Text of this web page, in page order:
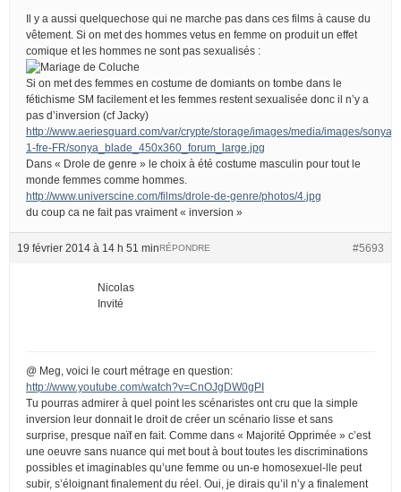
Il y a aussi quelquechose qui ne marche pas dans ces films à cause du
vêtement. Si on met des hommes vetus en femme on produit un effet
comique et les hommes ne sont pas sexualisés :
Si on met des femmes en costume de domiants on tombe dans le
fétichisme SM facilement et les femmes restent sexualisée donc il n’y a
pas d’inversion (cf Jacky)
http://www.aeriesguard.com/var/crypte/storage/images/media/images/
1-fre-FR/sonya_blade_450x360_forum_large.jpg
Dans « Drole de genre » le choix à été costume masculin pour tout le
monde femmes comme hommes.
http://www.universcine.com/films/drole-de-genre/photos/4.jpg
du coup ca ne fait pas vraiment « inversion »
19 février 2014 à 14 h 51 min #5693
RÉPONDRE
Nicolas
Invité
@ Meg, voici le court métrage en question:
http://www.youtube.com/watch?v=CnOJgDW0gPI
Tu pourras admirer à quel point les scénaristes ont cru que la simple
inversion leur donnait le droit de créer un scénario lisse et sans
surprise, presque naïf en fait. Comme dans « Majorité Opprimée » c’est
une oeuvre sans nuance qui met bout à bout toutes les discriminations
possibles et imaginables qu’une femme ou un-e homosexuel-lle peut
subir, s’éloignant finalement du réel. Oui, je dirais qu’il n’y a finalement